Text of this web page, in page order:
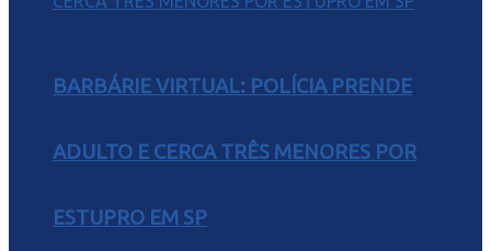
BARBÁRIE VIRTUAL: POLÍCIA PRENDE
ADULTO E CERCA TRÊS MENORES POR
ESTUPRO EM SP